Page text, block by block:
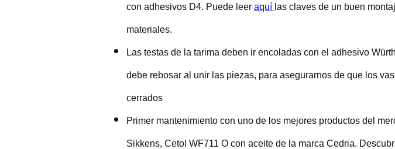
con adhesivos D4. Puede leeraquí las claves de un buen
materiales.
Las testas de la tarima deben ir encoladas con el adhesivo
debe rebosar al unir las piezas, para asegurarnos de que los
cerrados
Primer mantenimiento con uno de los mejores productos del
Sikkens, Cetol WF711 O con aceite de la marca Cedria.